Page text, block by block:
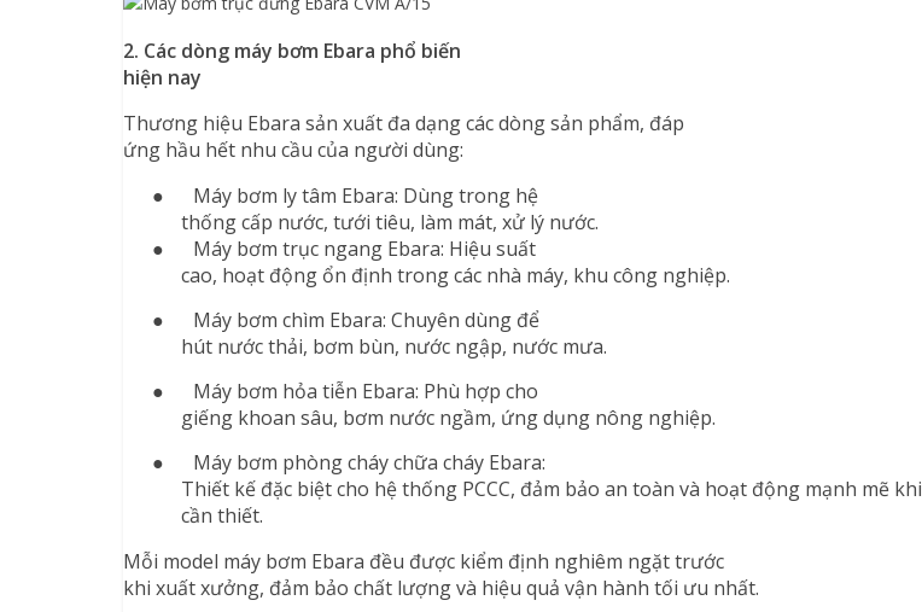
2. Các dòng máy bơm Ebara phổ biến
hiện nay
Thương hiệu Ebara sản xuất đa dạng các dòng sản phẩm, đáp
ứng hầu hết nhu cầu của người dùng:
●
Máy bơm ly tâm Ebara: Dùng trong hệ
thống cấp nước, tưới tiêu, làm mát, xử lý nước.
●
Máy bơm trục ngang Ebara: Hiệu suất
cao, hoạt động ổn định trong các nhà máy, khu công nghiệp.
●
Máy bơm chìm Ebara: Chuyên dùng để
hút nước thải, bơm bùn, nước ngập, nước mưa.
●
Máy bơm hỏa tiễn Ebara: Phù hợp cho
giếng khoan sâu, bơm nước ngầm, ứng dụng nông nghiệp.
●
Máy bơm phòng cháy chữa cháy Ebara:
Thiết kế đặc biệt cho hệ thống PCCC, đảm bảo an toàn và hoạt động mạnh mẽ khi
cần thiết.
Mỗi model máy bơm Ebara đều được kiểm định nghiêm ngặt trước
khi xuất xưởng, đảm bảo chất lượng và hiệu quả vận hành tối ưu nhất.